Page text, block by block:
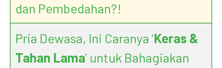
dan Pembedahan?!
Pria Dewasa, Ini Caranya ‘Keras &
Tahan Lama’ untuk Bahagiakan